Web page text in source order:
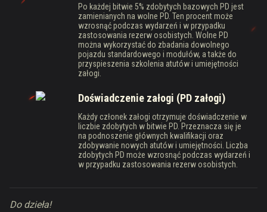
Po każdej bitwie 5% zdobytych bazowych PD jest
zamienianych na wolne PD. Ten procent może
wzrosnąć podczas wydarzeń i w przypadku
zastosowania rezerw osobistych. Wolne PD
można wykorzystać do zbadania dowolnego
pojazdu standardowego i modułów, a także do
przyspieszenia szkolenia atutów i umiejętności
załogi.
Doświadczenie załogi (PD załogi)
Każdy członek załogi otrzymuje doświadczenie w
liczbie zdobytych w bitwie PD. Przeznacza się je
na podnoszenie głównych kwalifikacji oraz
zdobywanie nowych atutów i umiejętności. Liczba
zdobytych PD może wzrosnąć podczas wydarzeń i
w przypadku zastosowania rezerw osobistych.
Do dzieła!